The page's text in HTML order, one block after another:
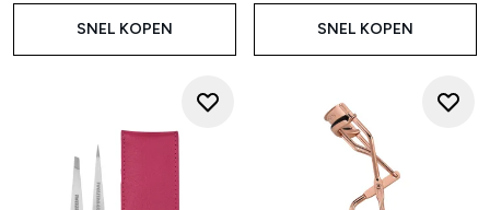
SNEL KOPEN SNEL KOPEN